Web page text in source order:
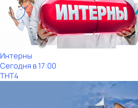
Интерны
Сегодня в 17:00
ТНТ4